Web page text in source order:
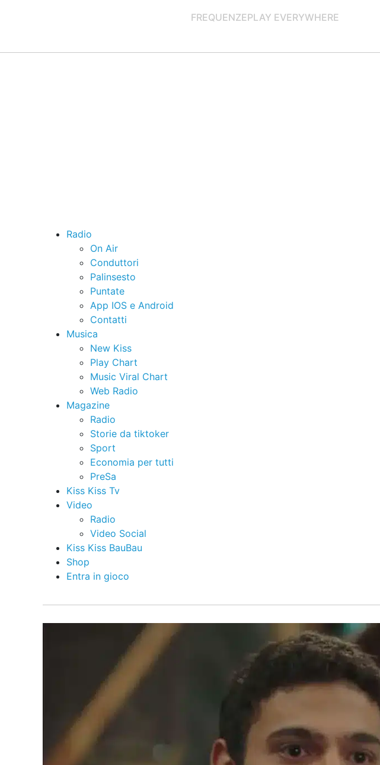
FREQUENZEPLAY EVERYWHERE
Radio
On Air
Conduttori
Palinsesto
Puntate
App IOS e Android
Contatti
Musica
New Kiss
Play Chart
Music Viral Chart
Web Radio
Magazine
Radio
Storie da tiktoker
Sport
Economia per tutti
PreSa
Kiss Kiss Tv
Video
Radio
Video Social
Kiss Kiss BauBau
Shop
Entra in gioco